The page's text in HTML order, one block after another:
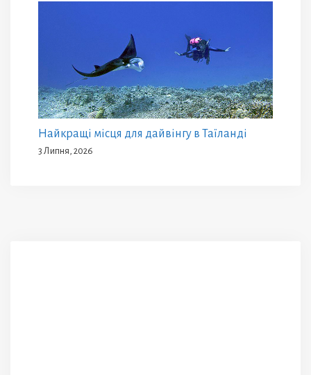
Найкращі місця для дайвінгу в Таїланді
3 Липня, 2026